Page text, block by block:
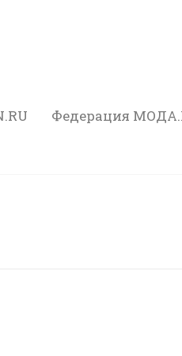
Федерация